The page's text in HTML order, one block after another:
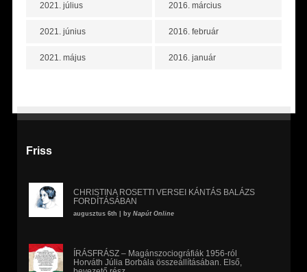
2021. július
2021. június
2021. május
2016. március
2016. február
2016. január
Friss
CHRISTINA ROSETTI VERSEI KÁNTÁS BALÁZS
FORDÍTÁSÁBAN
augusztus 6th | by Napút Online
ÍRÁSFRÁSZ – Magánszociográfiák 1956-ról
Horváth Júlia Borbála összeállításában. Első,